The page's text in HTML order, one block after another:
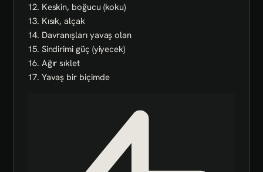
12. Keskin, boğucu (koku)
13. Kısık, alçak
14. Davranışları yavaş olan
15. Sindirimi güç (yiyecek)
16. Ağır sıklet
17. Yavaş bir biçimde